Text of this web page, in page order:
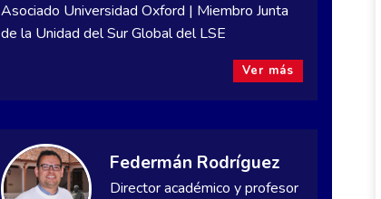
Asociado Universidad Oxford | Miembro Junta
de la Unidad del Sur Global del LSE
Ver más
Federmán Rodríguez
Director académico y profesor